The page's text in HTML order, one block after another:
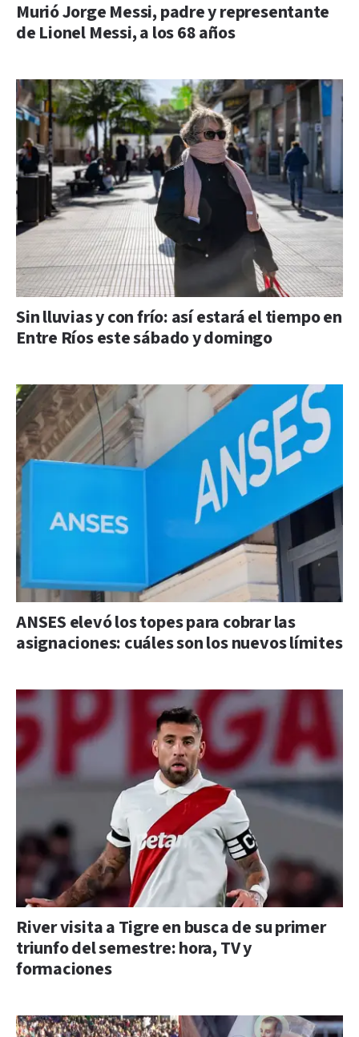
Murió Jorge Messi, padre y representante
de Lionel Messi, a los 68 años
Sin lluvias y con frío: así estará el tiempo en
Entre Ríos este sábado y domingo
ANSES elevó los topes para cobrar las
asignaciones: cuáles son los nuevos límites
River visita a Tigre en busca de su primer
triunfo del semestre: hora, TV y
formaciones